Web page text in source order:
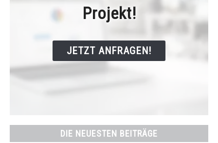
Projekt!
JETZT ANFRAGEN!
DIE NEUESTEN BEITRÄGE